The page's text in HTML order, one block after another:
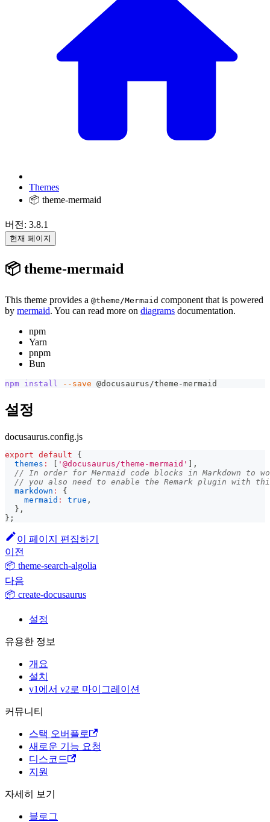
Themes
📦 theme-mermaid
버전: 3.8.1
현재 페이지
📦 theme-mermaid
This theme provides a @theme/Mermaid component that is powered
by mermaid. You can read more on diagrams documentation.
npm
Yarn
pnpm
Bun
npm install --save @docusaurus/theme-mermaid
설정
docusaurus.config.js
export default
{
themes : '@docusaurus/theme-mermaid'
,
// In order for Mermaid code blocks in Markdown to
// you also need to enable the Remark plugin with
markdown :
{
mermaid : true ,
} ,
} ;
이 페이지 편집하기
이전
📦 theme-search-algolia
다음
📦 create-docusaurus
설정
유용한 정보
개요
설치
v1에서 v2로 마이그레이션
커뮤니티
스택 오버플로
새로운 기능 요청
디스코드
지원
자세히 보기
블로그